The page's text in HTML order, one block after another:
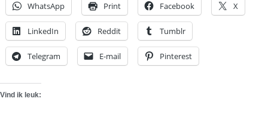
WhatsApp Print Facebook X
LinkedIn Reddit Tumblr
Telegram E-mail Pinterest
Vind ik leuk: